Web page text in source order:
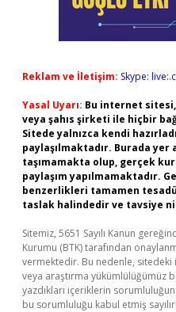
Reklam ve İletişim: Skype:
Yasal Uyarı: Bu internet
veya şahıs şirketi ile hiçbir
Sitede yalnızca kendi
paylaşılmaktadır. Burada
taşımamakta olup, gerçek
paylaşım yapılmamaktadır.
benzerlikleri tamamen
taslak halindedir ve tavsiye
Sitemiz, 5651 Sayılı Kanun
Kurumu (BTK) tarafından
vermektedir. Bu nedenle,
veya araştırma yükümlülüğümüz
yazdıkları içeriklerin
bu sorumluluğu kabul etmiş